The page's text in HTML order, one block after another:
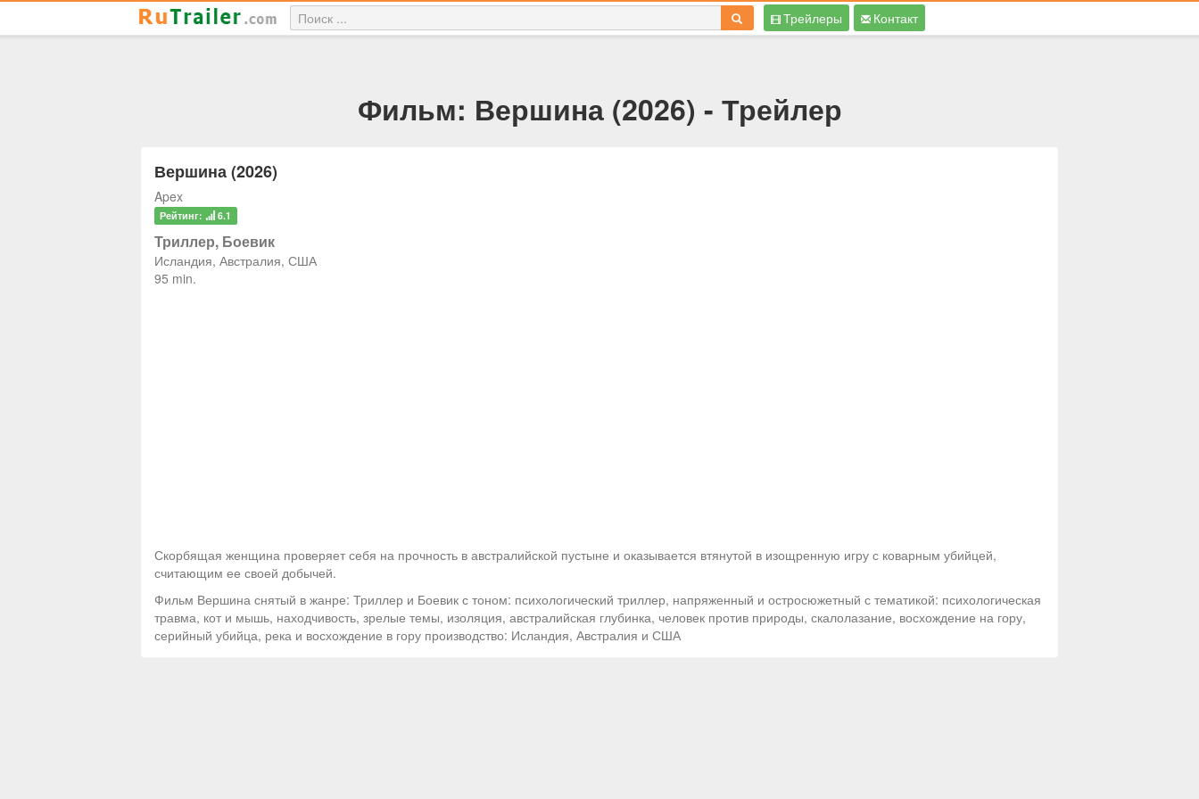
Трейлеры Контакт
Фильм: Вершина (2026) - Трейлер
Вершина (2026)
Apex
Рейтинг: 6.1
Триллер, Боевик
Исландия, Австралия, США
95 min.
Скорбящая женщина проверяет себя на прочность в австралийской пустыне и оказывается втянутой в изощренную игру с коварным убийцей,
считающим ее своей добычей.
Фильм Вершина снятый в жанре: Триллер и Боевик с тоном: психологический триллер, напряженный и остросюжетный с тематикой: психологическая
травма, кот и мышь, находчивость, зрелые темы, изоляция, австралийская глубинка, человек против природы, скалолазание, восхождение на гору,
серийный убийца, река и восхождение в гору производство: Исландия, Австралия и США